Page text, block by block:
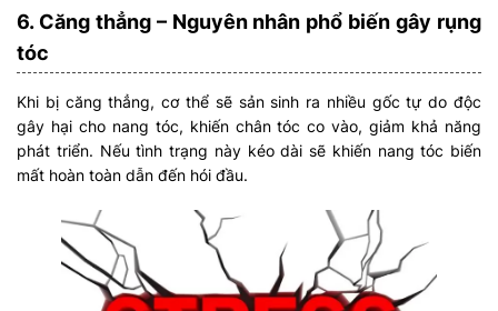
6. Căng thẳng – Nguyên nhân phổ biến gây rụng
tóc
Khi bị căng thẳng, cơ thể sẽ sản sinh ra nhiều gốc tự do độc
gây hại cho nang tóc, khiến chân tóc co vào, giảm khả năng
phát triển. Nếu tình trạng này kéo dài sẽ khiến nang tóc biến
mất hoàn toàn dẫn đến hói đầu.